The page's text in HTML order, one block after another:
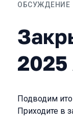
ОБСУЖДЕНИЕ
2025
Подводим
Приходите в